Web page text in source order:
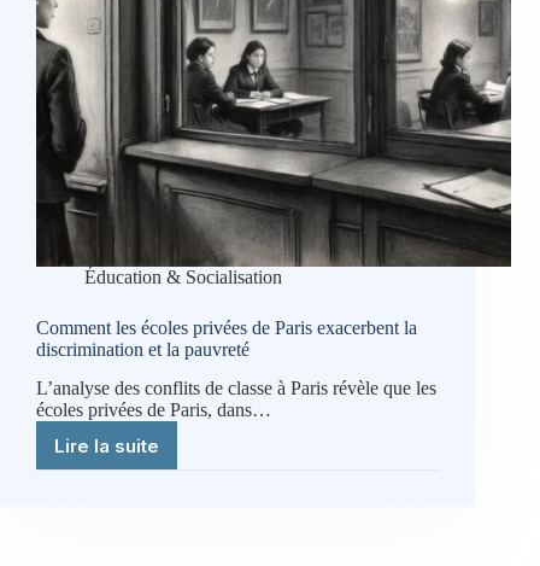
Éducation & Socialisation
Comment les écoles privées de Paris exacerbent la
discrimination et la pauvreté
L’analyse des conflits de classe à Paris révèle que les
écoles privées de Paris, dans…
Lire la suite
Comment